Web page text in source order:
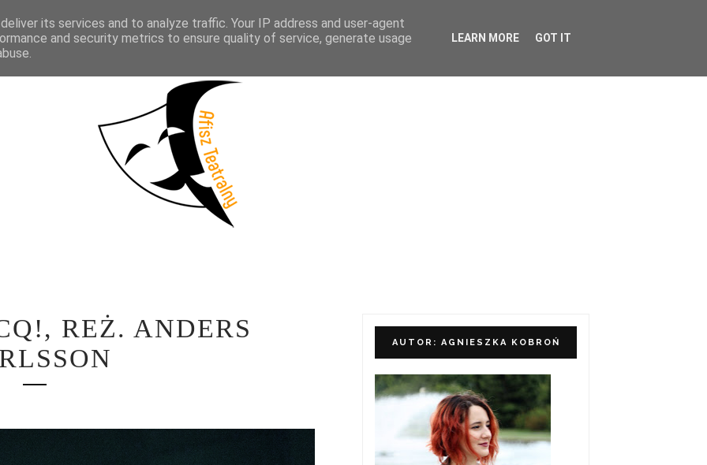
WYWIADY LITERATURA PRÓBY MEDIALNE WSPÓŁPRACA I KONTAKT
REŻ. ANDERS
AUTOR: AGNIESZKA KOBROŃ
its services and to analyze traffic. Your IP address and user-agent
and security metrics to ensure quality of service, generate usage
LEARN MORE GOT IT